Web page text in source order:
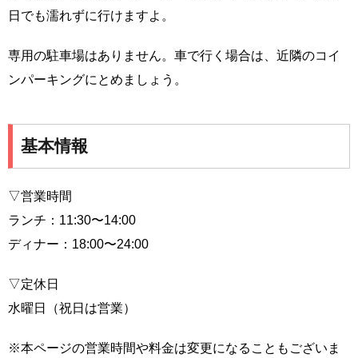
日でも濡れずに行けますよ。
専用の駐車場はありません。車で行く場合は、近隣のコイ
ンパーキングにとめましょう。
基本情報
▽営業時間
ランチ：11:30〜14:00
ディナー：18:00〜24:00
▽定休日
水曜日（祝日は営業）
※本ページの営業時間や料金は変更になることもございま